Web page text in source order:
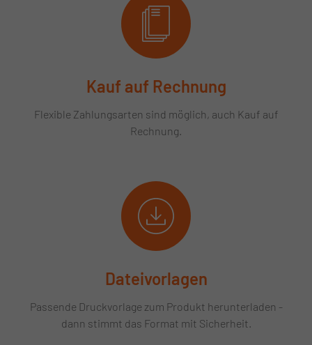
Kauf auf Rechnung
Flexible Zahlungsarten sind möglich, auch Kauf auf
Rechnung.
Dateivorlagen
Passende Druckvorlage zum Produkt herunterladen -
dann stimmt das Format mit Sicherheit.